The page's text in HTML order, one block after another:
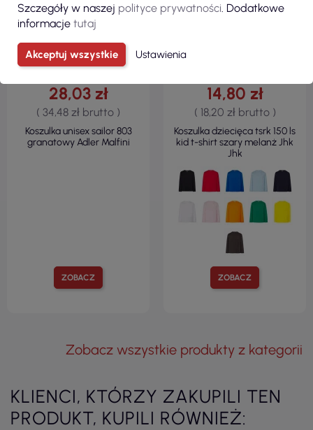
ZOBACZ
28,03 zł
( 34,48 zł brutto )
Koszulka unisex sailor 803
granatowy Adler Malfini
ZOBACZ
14,80 zł
( 18,20 zł brutto )
Koszulka dziecięca tsrk 150 ls
kid t-shirt szary melanż Jhk
Jhk
Zobacz wszystkie produkty z kategorii
KLIENCI, KTÓRZY ZAKUPILI TEN
PRODUKT, KUPILI RÓWNIEŻ:
Szczegóły w naszej polityce prywatności . Dodatkowe
informacje tutaj
Akceptuj wszystkie Ustawienia